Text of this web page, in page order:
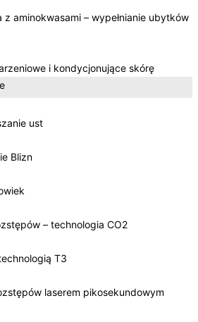
aminokwasami – wypełnianie ubytków
i kondycjonujące skórę
ust
Blizn
– technologia CO2
T3
laserem pikosekundowym